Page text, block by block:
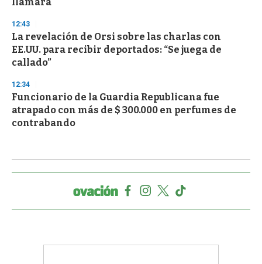
12:43
La revelación de Orsi sobre las charlas con
EE.UU. para recibir deportados: “Se juega de
callado”
12:34
Funcionario de la Guardia Republicana fue
atrapado con más de $ 300.000 en perfumes de
contrabando